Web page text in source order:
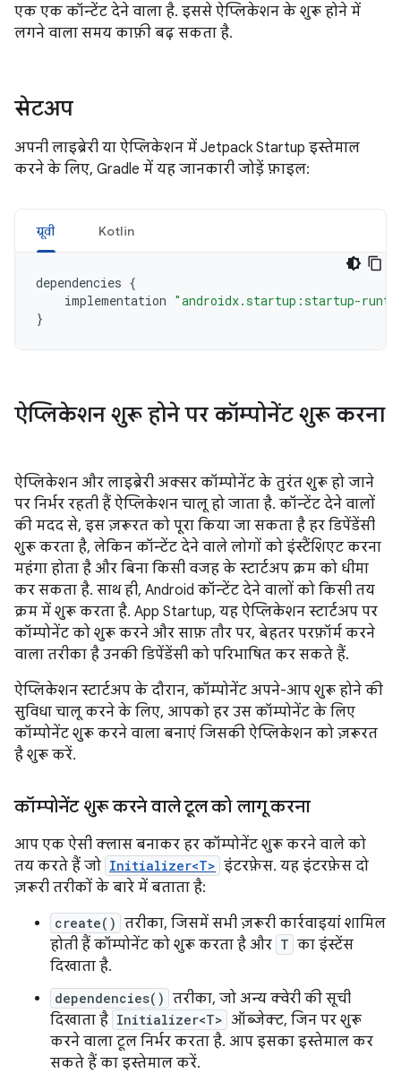
एक एक कॉन्टेंट देने वाला है. इससे ऐप्लिकेशन के शुरू होने में
लगने वाला समय काफ़ी बढ़ सकता है.
सेटअप
अपनी लाइब्रेरी या ऐप्लिकेशन में Jetpack Startup इस्तेमाल
करने के लिए, Gradle में यह जानकारी जोड़ें फ़ाइल:
ग्रूवी Kotlin
dependencies {
implementation "androidx.startup:startup-
}
ऐप्लिकेशन शुरू होने पर कॉम्पोनेंट शुरू करना
ऐप्लिकेशन और लाइब्रेरी अक्सर कॉम्पोनेंट के तुरंत शुरू हो जाने
पर निर्भर रहती हैं ऐप्लिकेशन चालू हो जाता है. कॉन्टेंट देने वालों
की मदद से, इस ज़रूरत को पूरा किया जा सकता है हर डिपेंडेंसी
शुरू करता है, लेकिन कॉन्टेंट देने वाले लोगों को इंस्टैंशिएट करना
महंगा होता है और बिना किसी वजह के स्टार्टअप क्रम को धीमा
कर सकता है. साथ ही, Android कॉन्टेंट देने वालों को किसी तय
क्रम में शुरू करता है. App Startup, यह ऐप्लिकेशन स्टार्टअप पर
कॉम्पोनेंट को शुरू करने और साफ़ तौर पर, बेहतर परफ़ॉर्म करने
वाला तरीका है उनकी डिपेंडेंसी को परिभाषित कर सकते हैं.
ऐप्लिकेशन स्टार्टअप के दौरान, कॉम्पोनेंट अपने-आप शुरू होने की
सुविधा चालू करने के लिए, आपको हर उस कॉम्पोनेंट के लिए
कॉम्पोनेंट शुरू करने वाला बनाएं जिसकी ऐप्लिकेशन को ज़रूरत
है शुरू करें.
कॉम्पोनेंट शुरू करने वाले टूल को लागू करना
आप एक ऐसी क्लास बनाकर हर कॉम्पोनेंट शुरू करने वाले को
तय करते हैं जो Initializer<T> इंटरफ़ेस. यह इंटरफ़ेस दो
ज़रूरी तरीकों के बारे में बताता है:
create() तरीका, जिसमें सभी ज़रूरी कार्रवाइयां शामिल
होती हैं कॉम्पोनेंट को शुरू करता है और T का इंस्टेंस
दिखाता है.
dependencies() तरीका, जो अन्य क्वेरी की सूची
दिखाता है Initializer<T> ऑब्जेक्ट, जिन पर शुरू
करने वाला टूल निर्भर करता है. आप इसका इस्तेमाल कर
सकते हैं का इस्तेमाल करें.